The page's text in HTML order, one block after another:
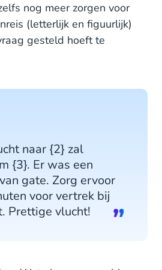
nog meer zorgen voor
(letterlijk en figuurlijk)
gesteld hoeft te
naar {2} zal
{3}. Er was een
gate. Zorg ervoor
voor vertrek bij
Prettige vlucht!